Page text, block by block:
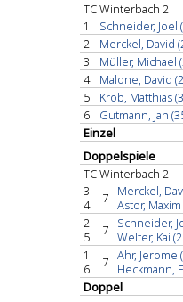
TC Winterbach 2
1
Schneider, Joel
2
Merckel, David
3
Müller, Michael
4
Malone, David
5
Krob, Matthias
6
Gutmann, Jan
Einzel
Doppelspiele
TC Winterbach 2
3
4
7
Merckel,
Astor, Maxim
2
5
7
Schneider,
Welter, Kai
1
6
7 Ahr, Jerome
Heckmann,
Doppel